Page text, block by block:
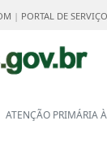
| PORTAL DE
ATENÇÃO PRIMÁRIA